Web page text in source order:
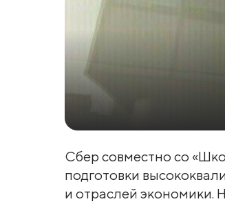
Сбер совместно со
подготовки
и отраслей экономики.